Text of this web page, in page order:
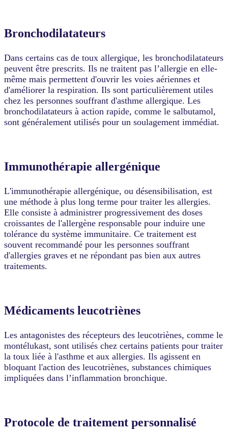
Bronchodilatateurs
Dans certains cas de toux allergique, les bronchodilatateurs
peuvent être prescrits. Ils ne traitent pas l’allergie en elle-
même mais permettent d'ouvrir les voies aériennes et
d'améliorer la respiration. Ils sont particulièrement utiles
chez les personnes souffrant d'asthme allergique. Les
bronchodilatateurs à action rapide, comme le salbutamol,
sont généralement utilisés pour un soulagement immédiat.
Immunothérapie allergénique
L'immunothérapie allergénique, ou désensibilisation, est
une méthode à plus long terme pour traiter les allergies.
Elle consiste à administrer progressivement des doses
croissantes de l'allergène responsable pour induire une
tolérance du système immunitaire. Ce traitement est
souvent recommandé pour les personnes souffrant
d'allergies graves et ne répondant pas bien aux autres
traitements.
Médicaments leucotriènes
Les antagonistes des récepteurs des leucotriènes, comme le
montélukast, sont utilisés chez certains patients pour traiter
la toux liée à l'asthme et aux allergies. Ils agissent en
bloquant l'action des leucotriènes, substances chimiques
impliquées dans l’inflammation bronchique.
Protocole de traitement personnalisé